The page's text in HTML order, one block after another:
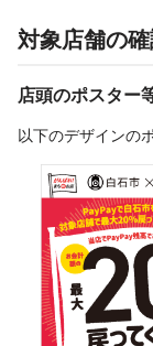
対象店舗の
店頭のポスター
以下のデザインの